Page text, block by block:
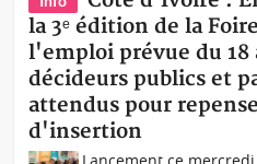
la 3ᵉ édition de la
l'emploi prévue du 18
décideurs publics et
attendus pour
d'insertion